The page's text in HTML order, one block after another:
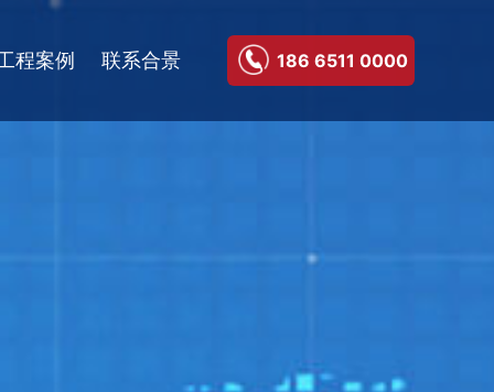
程案例 联系合景 186 6511 0000